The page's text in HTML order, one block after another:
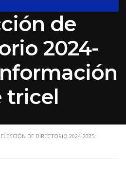
de
2024-
tricel
ELECCIÓN DE DIRECTORIO 2024-2025: